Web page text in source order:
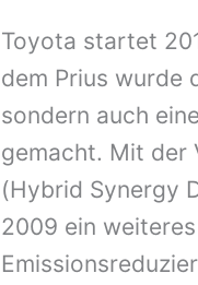
Toyota startet
dem Prius wurde
sondern auch
gemacht. Mit der
(Hybrid Synergy
2009 ein